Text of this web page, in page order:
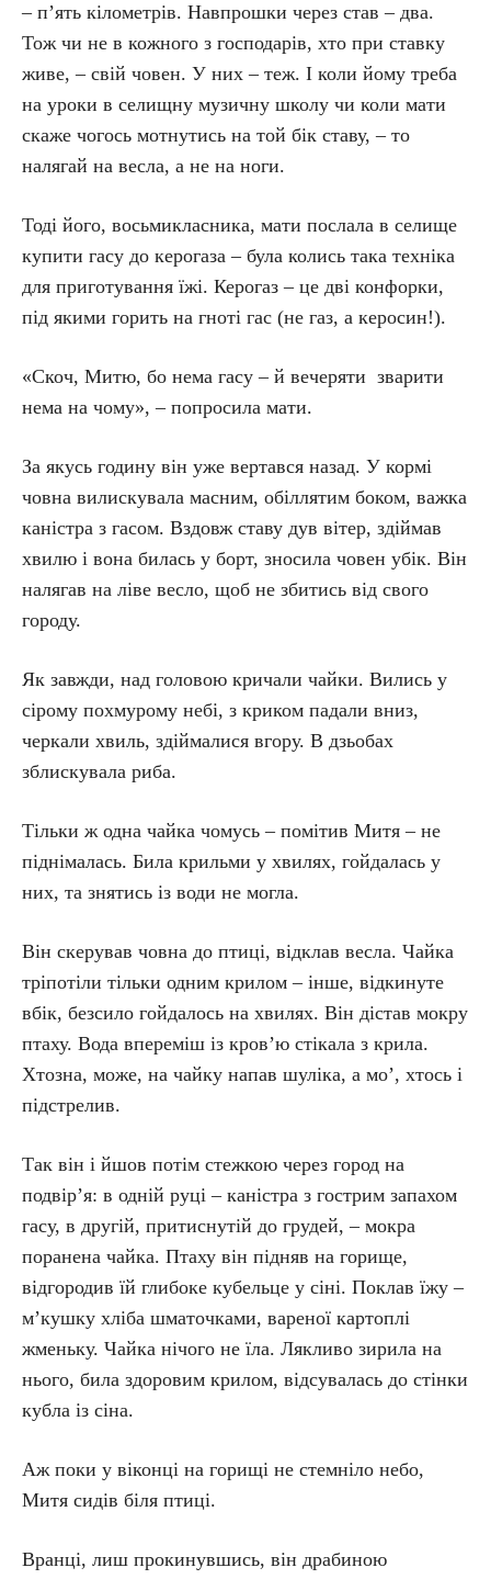
– п’ять кілометрів. Навпрошки через став – два.
Тож чи не в кожного з господарів, хто при ставку
живе, – свій човен. У них – теж. І коли йому треба
на уроки в селищну музичну школу чи коли мати
скаже чогось мотнутись на той бік ставу, – то
налягай на весла, а не на ноги.
Тоді його, восьмикласника, мати послала в селище
купити гасу до керогаза – була колись така техніка
для приготування їжі. Керогаз – це дві конфорки,
під якими горить на гноті гас (не газ, а керосин!).
«Скоч, Митю, бо нема гасу – й вечеряти зварити
нема на чому», – попросила мати.
За якусь годину він уже вертався назад. У кормі
човна вилискувала масним, обіллятим боком, важка
каністра з гасом. Вздовж ставу дув вітер, здіймав
хвилю і вона билась у борт, зносила човен убік. Він
налягав на ліве весло, щоб не збитись від свого
городу.
Як завжди, над головою кричали чайки. Вились у
сірому похмурому небі, з криком падали вниз,
черкали хвиль, здіймалися вгору. В дзьобах
зблискувала риба.
Тільки ж одна чайка чомусь – помітив Митя – не
піднімалась. Била крильми у хвилях, гойдалась у
них, та знятись із води не могла.
Він скерував човна до птиці, відклав весла. Чайка
тріпотіли тільки одним крилом – інше, відкинуте
вбік, безсило гойдалось на хвилях. Він дістав мокру
птаху. Вода впереміш із кров’ю стікала з крила.
Хтозна, може, на чайку напав шуліка, а мо’, хтось і
підстрелив.
Так він і йшов потім стежкою через город на
подвір’я: в одній руці – каністра з гострим запахом
гасу, в другій, притиснутій до грудей, – мокра
поранена чайка. Птаху він підняв на горище,
відгородив їй глибоке кубельце у сіні. Поклав їжу –
м’кушку хліба шматочками, вареної картоплі
жменьку. Чайка нічого не їла. Лякливо зирила на
нього, била здоровим крилом, відсувалась до стінки
кубла із сіна.
Аж поки у віконці на горищі не стемніло небо,
Митя сидів біля птиці.
Вранці, лиш прокинувшись, він драбиною